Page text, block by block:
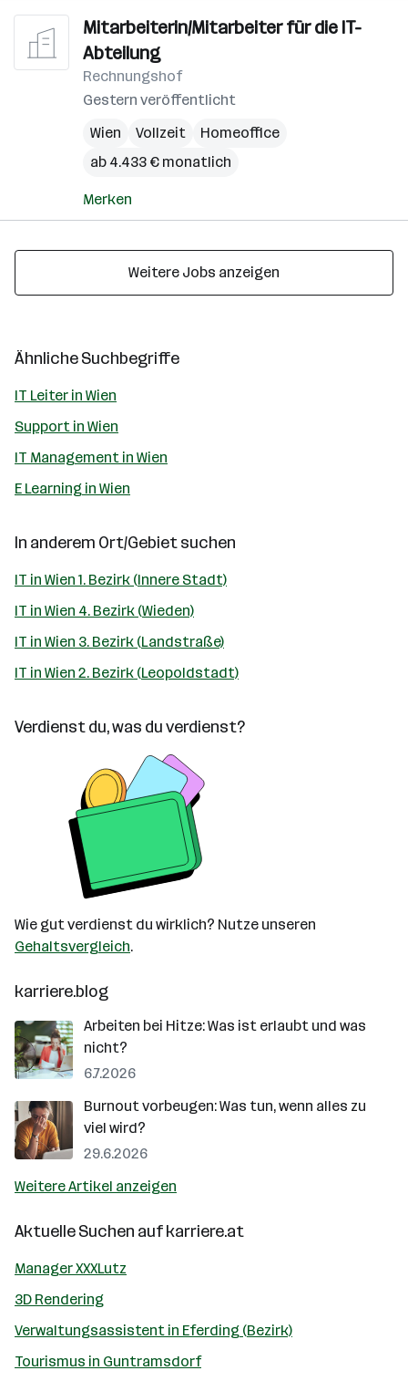
Mitarbeiterin/Mitarbeiter für die IT-
Abteilung
Rechnungshof
Gestern veröffentlicht
Wien
Vollzeit
Homeoffice
ab 4.433 € monatlich
Merken
Weitere Jobs anzeigen
Ähnliche Suchbegriffe
IT Leiter in Wien
Support in Wien
IT Management in Wien
E Learning in Wien
In anderem Ort/Gebiet suchen
IT in Wien 1. Bezirk (Innere Stadt)
IT in Wien 4. Bezirk (Wieden)
IT in Wien 3. Bezirk (Landstraße)
IT in Wien 2. Bezirk (Leopoldstadt)
Verdienst du, was du verdienst?
Wie gut verdienst du wirklich? Nutze unseren
Gehaltsvergleich.
karriere.blog
Arbeiten bei Hitze: Was ist erlaubt und was
nicht?
6.7.2026
Burnout vorbeugen: Was tun, wenn alles zu
viel wird?
29.6.2026
Weitere Artikel anzeigen
Aktuelle Suchen aufkarriere.at
Manager XXXLutz
3D Rendering
Verwaltungsassistent in Eferding (Bezirk)
Tourismus in Guntramsdorf